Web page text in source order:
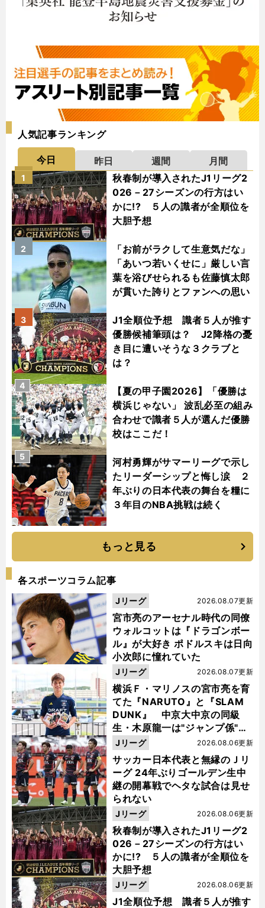
人気記事ランキング
今日 昨日 週間
月間
秋春制が導入されたJ1リーグ2
026－27シーズンの行方はい
かに!? ５人の識者が全順位を
大胆予想
1
「お前がラクして生意気だな」
「あいつ若いくせに」厳しい言
葉を浴びせられるも佐藤慎太郎
が貫いた誇りとファンへの思い
2
J1全順位予想 識者５人が推す
優勝候補筆頭は？ J2降格の憂
き目に遭いそうな３クラブと
は？
3
【夏の甲子園2026】「優勝は
横浜じゃない」 波乱必至の組み
合わせで識者５人が選んだ優勝
校はここだ！
4
河村勇輝がサマーリーグで示し
たリーダーシップと悔し涙 ２
年ぶりの日本代表の舞台を糧に
３年目のNBA挑戦は続く
5
もっと見る
各スポーツコラム記事
宮市亮のアーセナル時代の同僚
ウォルコットは『ドラゴンボー
ル』が大好き ポドルスキは日向
小次郎に憧れていた
2026.08.07更新
Jリーグ
横浜Ｆ・マリノスの宮市亮を育
てた『NARUTO』と『SLAM
DUNK』 中京大中京の同級
生・木原龍一は"ジャンプ係"だ
った
2026.08.07更新
Jリーグ
サッカー日本代表と無縁のＪリ
ーグ 24年ぶりゴールデン生中
継の開幕戦でヘタな試合は見せ
られない
2026.08.06更新
Jリーグ
秋春制が導入されたJ1リーグ2
026－27シーズンの行方はい
かに!? ５人の識者が全順位を
大胆予想
2026.08.06更新
Jリーグ
J1全順位予想 識者５人が推す
2026.08.06更新
Jリーグ